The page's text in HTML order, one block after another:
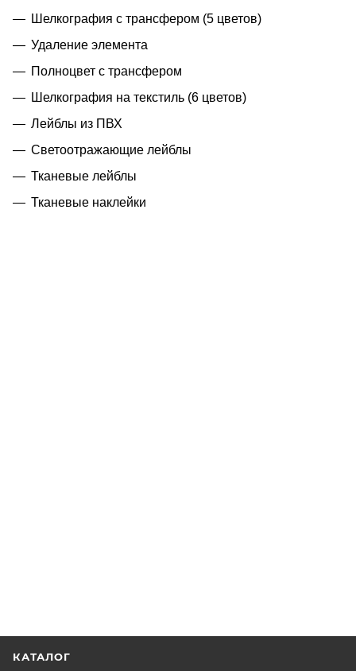
Шелкография с трансфером (5 цветов)
Удаление элемента
Полноцвет с трансфером
Шелкография на текстиль (6 цветов)
Лейблы из ПВХ
Светоотражающие лейблы
Тканевые лейблы
Тканевые наклейки
КАТАЛОГ